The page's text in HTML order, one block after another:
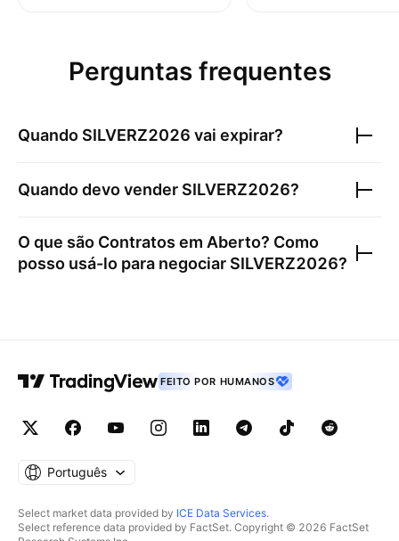
Perguntas frequentes
Quando SILVERZ2026 vai expirar?
Quando devo vender SILVERZ2026?
O que são Contratos em Aberto? Como
posso usá-lo para negociar SILVERZ2026?
FEITO POR HUMANOS
Português
Select market data provided by ICE Data Services.
Select reference data provided by FactSet. Copyright © 2026 FactSet